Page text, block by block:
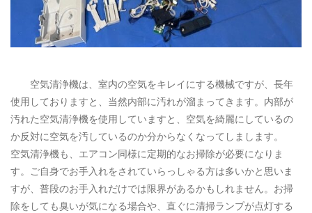
ご予約・お問い合わせ
0120-396-620
空気清浄機は、室内の空気をキレイにする機械ですが、長年
使用しておりますと、当然内部に汚れが溜まってきます。内部が
汚れた空気清浄機を使用していますと、空気を綺麗にしているの
か反対に空気を汚しているのか分からなくなってしまします。
空気清浄機も、エアコン同様に定期的なお掃除が必要になりま
す。ご自身でお手入れをされていらっしゃる方は多いかと思いま
すが、普段のお手入れだけでは限界があるかもしれません。お掃
除をしても臭いが気になる場合や、直ぐに清掃ランプが点灯する